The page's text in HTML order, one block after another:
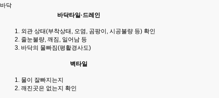
바닥
바닥타일·드레인
외관 상태(부착상태, 오염, 곰팡이, 시공불량 등) 확인
줄눈불량, 깨짐, 일어남 등
바닥의 물빠짐(평활경사도)
벽타일
물이 잘빠지는지
깨진곳은 없는지 확인